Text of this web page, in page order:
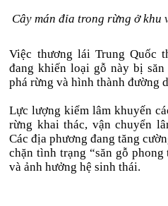
Cây mán đỉa trong rừng ở khu
Việc thương lái Trung Quốc
đang khiến loại gỗ này bị
phá rừng và hình thành đường
Lực lượng kiểm lâm khuyến
rừng khai thác, vận chuyển
Các địa phương đang tăng
chặn tình trạng “săn gỗ
và ảnh hưởng hệ sinh thái.